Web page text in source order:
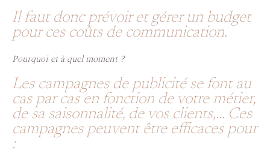
Il faut donc prévoir et gérer un budget
pour ces coûts de communication.
Pourquoi et à quel moment ?
Les campagnes de publicité se font au
cas par cas en fonction de votre métier,
de sa saisonnalité, de vos clients,... Ces
campagnes peuvent être efficaces pour
: